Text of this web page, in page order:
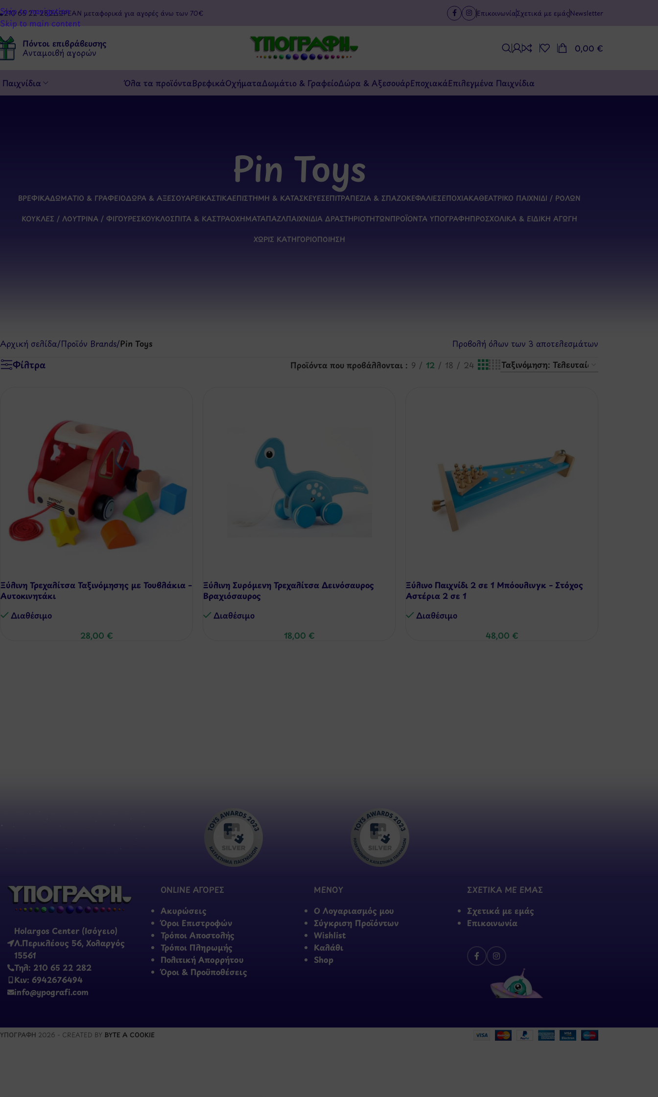
Skip to navigation
Skip to main content
210 65 22 282ΔΩΡΕΑΝ μεταφορικά για αγορές άνω των 70€ Επικοινωνία Σχετικά με εμάςNewsletter
Πόντοι επιβράβευσης
Ανταμοιβή αγορών 0,00 €
Παιχνίδια Όλα τα προϊόνταΒρεφικάΟχήματαΔωμάτιο & ΓραφείοΔώρα & ΑξεσουάρΕποχιακάΕπιλεγμένα Παιχνίδια
Pin Toys
ΒΡΕΦΙΚΆΔΩΜΆΤΙΟ & ΓΡΑΦΕΊΟΔΏΡΑ & ΑΞΕΣΟΥΆΡΕΙΚΑΣΤΙΚΆΕΠΙΣΤΉΜΗ & ΚΑΤΑΣΚΕΥΈΣΕΠΙΤΡΑΠΈΖΙΑ & ΣΠΑΖΟΚΕΦΑΛΙΈΣΕΠΟΧΙΑΚΆΘΕΑΤΡΙΚΌ ΠΑΙΧΝΊΔΙ / ΡΌΛΩΝ
ΚΟΎΚΛΕΣ / ΛΟΎΤΡΙΝΑ / ΦΙΓΟΎΡΕΣΚΟΥΚΛΌΣΠΙΤΑ & ΚΆΣΤΡΑΟΧΉΜΑΤΑΠΑΖΛΠΑΙΧΝΊΔΙΑ ΔΡΑΣΤΗΡΙΟΤΉΤΩΝΠΡΟΪΌΝΤΑ ΥΠΟΓΡΑΦΉΠΡΟΣΧΟΛΙΚΆ & ΕΙΔΙΚΉ ΑΓΩΓΉ
ΧΩΡΊΣ ΚΑΤΗΓΟΡΙΟΠΟΊΗΣΗ
Αρχική σελίδα/Προϊόν Brands/Pin Toys Προβολή όλων των 3 αποτελεσμάτων
Φίλτρα Προϊόντα που προβάλλονται 9 12 18 24
Ξύλινη Τρεχαλίτσα Ταξινόμησης με Τουβλάκια –
Αυτοκινητάκι
Διαθέσιμo
28,00 €
Ξύλινη Συρόμενη Τρεχαλίτσα Δεινόσαυρος
Βραχιόσαυρος
Διαθέσιμo
18,00 €
Ξύλινο Παιχνίδι 2 σε 1 Μπόουλινγκ – Στόχος
Αστέρια 2 σε 1
Διαθέσιμo
48,00 €
Holargos Center (Ισόγειο)
Λ.Περικλέους 56, Χολαργός
15561
Τηλ: 210 65 22 282
Κιν: 6942676494
info@ypografi.com
ONLINE ΑΓΟΡΕΣ
Ακυρώσεις
Όροι Επιστροφών
Τρόποι Αποστολής
Τρόποι Πληρωμής
Πολιτική Απορρήτου
Όροι & Προϋποθέσεις
ΜΕΝΟΥ
Ο Λογαριασμός μου
Σύγκριση Προϊόντων
Wishlist
Καλάθι
Shop
ΣΧΕΤΙΚΑ ΜΕ ΕΜΑΣ
Σχετικά με εμάς
Επικοινωνία
ΥΠΟΓΡΑΦΗ 2026 - CREATED BY BYTE A COOKIE